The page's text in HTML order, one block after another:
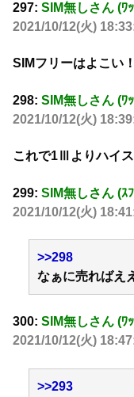
297: SIM無しさん (ﾜ
2021/10/12(火)
SIMフリーはよこい！
298: SIM無しさん (ﾜ
2021/10/12(火)
これで1Ⅲよりハイ
299: SIM無しさん (ｽ
2021/10/12(火)
>>298
なぁに売ればえ
300: SIM無しさん (ﾜ
2021/10/12(火)
>>293